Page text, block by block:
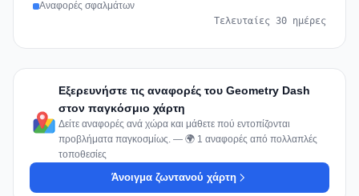
Αναφορές σφαλμάτων
Τελευταίες 30 ημέρες
Εξερευνήστε τις αναφορές του Geometry Dash
στον παγκόσμιο χάρτη
Δείτε αναφορές ανά χώρα και μάθετε πού εντοπίζονται
προβλήματα παγκοσμίως. — 🌍 1 αναφορές από πολλαπλές
τοποθεσίες
Άνοιγμα ζωντανού χάρτη